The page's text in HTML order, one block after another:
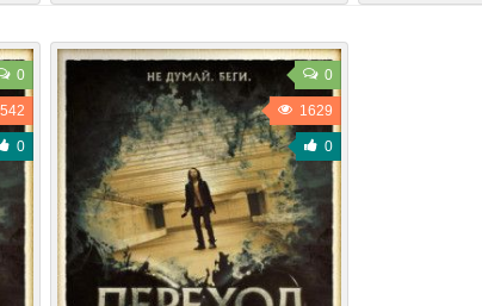
0
0
0
1629
0